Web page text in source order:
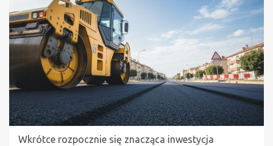
Wkrótce rozpocznie się znacząca inwestycja